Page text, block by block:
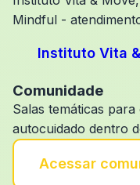
Mindful -
Instituto Vita
Comunidade
Salas temáticas
autocuidado dentro
Acessar